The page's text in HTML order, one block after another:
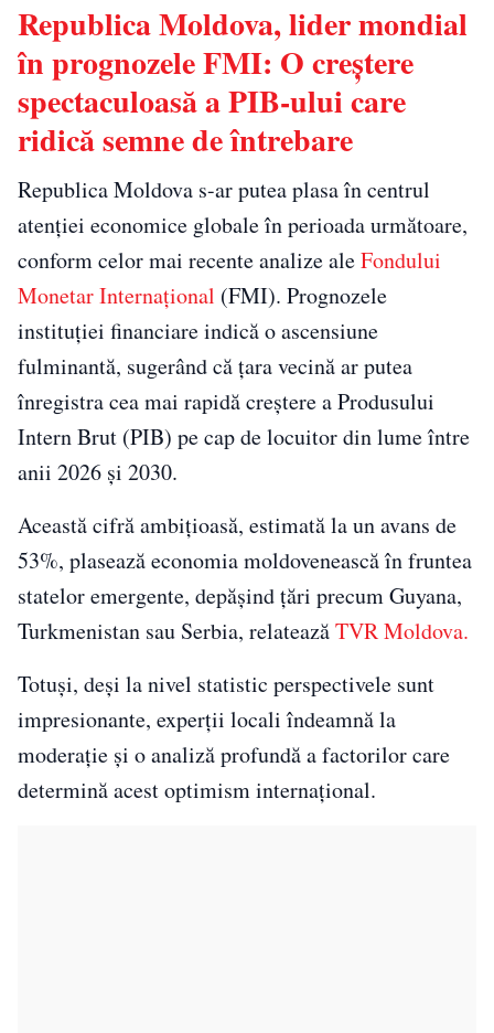
Republica Moldova, lider mondial
în prognozele FMI: O creștere
spectaculoasă a PIB-ului care
ridică semne de întrebare
Republica Moldova s-ar putea plasa în centrul
atenției economice globale în perioada următoare,
conform celor mai recente analize aleFondului
Monetar Internațional (FMI). Prognozele
instituției financiare indică o ascensiune
fulminantă, sugerând că țara vecină ar putea
înregistra cea mai rapidă creștere a Produsului
Intern Brut (PIB) pe cap de locuitor din lume între
anii 2026 și 2030.
Această cifră ambițioasă, estimată la un avans de
53%, plasează economia moldovenească în fruntea
statelor emergente, depășind țări precum Guyana,
Turkmenistan sau Serbia, relateazăTVR Moldova.
Totuși, deși la nivel statistic perspectivele sunt
impresionante, experții locali îndeamnă la
moderație și o analiză profundă a factorilor care
determină acest optimism internațional.